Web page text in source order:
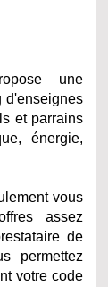
une
d'enseignes
et parrains
énergie,
vous
assez
de
permettez
votre code